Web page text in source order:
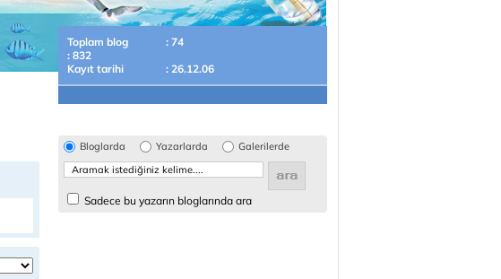
Toplam blog
: 74
: 832
Kayıt tarihi
: 26.12.06
Bloglarda Yazarlarda Galerilerde
Sadece bu yazarın bloglarında ara